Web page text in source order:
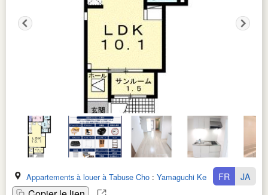
Appartements à louer à Tabuse Cho : Yamaguchi Ken FR JA